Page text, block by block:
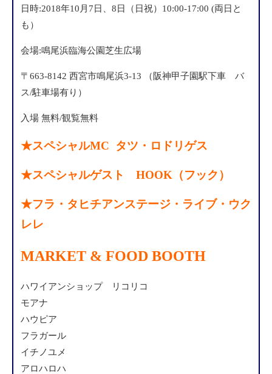
日時:2018年10月7日、8日（日祝）10:00-17:00 (両日と
も）
会場:鳴尾浜臨海公園芝生広場
〒663-8142 西宮市鳴尾浜3-13 （阪神甲子園駅下車 バ
ス/駐車場有り）
入場 無料/観覧無料
★スペシャルMC タツ・ロドリゲス
★スペシャルゲスト HOOK（フック）
★フラ・タヒチアンステージ・ライブ・ウク
レレ
MARKET & FOOD BOOTH
ハワイアンショップ リコリコ
モアナ
ハウピア
フラガール
イチノユメ
アロハロハ